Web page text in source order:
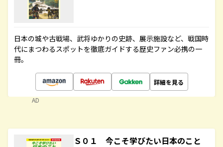
日本の城や古戦場、武将ゆかりの史跡、展示施設など、戦国時
代にまつわるスポットを徹底ガイドする歴史ファン必携の一
冊。
詳細を見る
AD
Ｓ０１ 今こそ学びたい日本のこと